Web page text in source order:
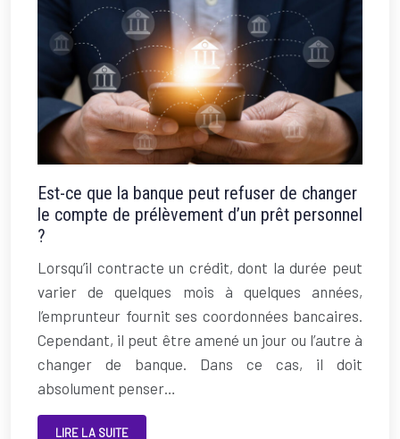
Est-ce que la banque peut refuser de changer
le compte de prélèvement d’un prêt personnel
?
Lorsqu’il contracte un crédit, dont la durée peut
varier de quelques mois à quelques années,
l’emprunteur fournit ses coordonnées bancaires.
Cependant, il peut être amené un jour ou l’autre à
changer de banque. Dans ce cas, il doit
absolument penser…
LIRE LA SUITE